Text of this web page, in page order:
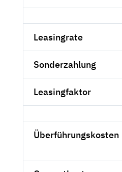
Leasingrate
Sonderzahlung
Leasingfaktor
Überführungskosten